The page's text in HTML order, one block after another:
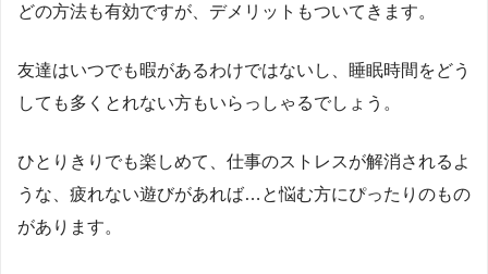
どの方法も有効ですが、デメリットもついてきます。
友達はいつでも暇があるわけではないし、睡眠時間をどう
しても多くとれない方もいらっしゃるでしょう。
ひとりきりでも楽しめて、仕事のストレスが解消されるよ
うな、疲れない遊びがあれば…と悩む方にぴったりのもの
があります。